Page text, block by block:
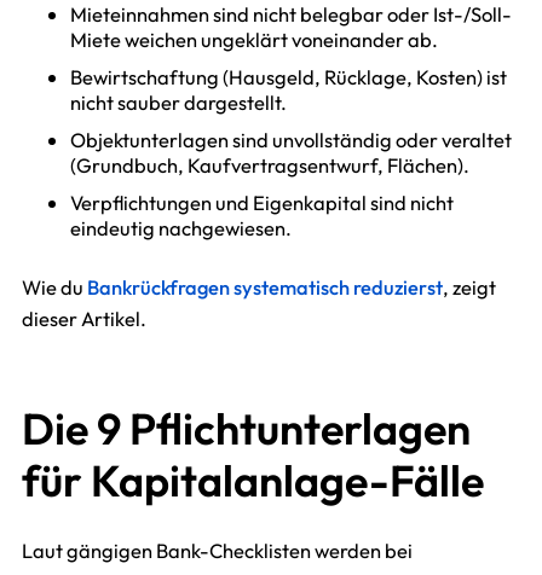
Mieteinnahmen sind nicht belegbar oder Ist-/Soll-
Miete weichen ungeklärt voneinander ab.
Bewirtschaftung (Hausgeld, Rücklage, Kosten) ist
nicht sauber dargestellt.
Objektunterlagen sind unvollständig oder veraltet
(Grundbuch, Kaufvertragsentwurf, Flächen).
Verpflichtungen und Eigenkapital sind nicht
eindeutig nachgewiesen.
Wie du Bankrückfragen systematisch reduzierst, zeigt
dieser Artikel.
Die 9 Pflichtunterlagen
für Kapitalanlage-Fälle
Laut gängigen Bank-Checklisten werden bei